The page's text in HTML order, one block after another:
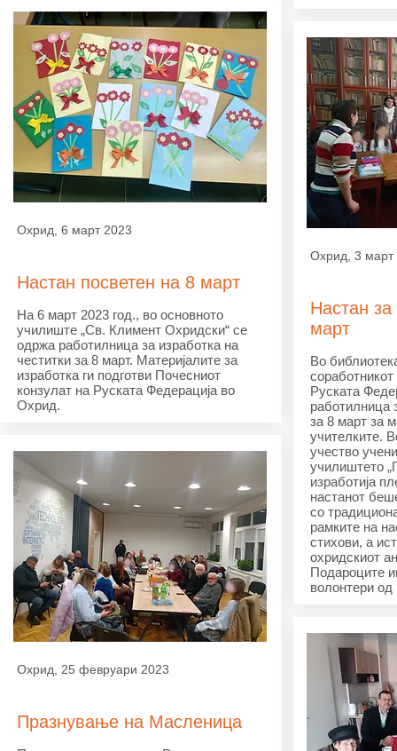
Охрид, 6 март 2023
Настан посветен на 8 март
На 6 март 2023 год., во основното
училиште „Св. Климент Охридски“ се
одржа работилница за изработка на
честитки за 8 март. Материјалите за
изработка ги подготви Почесниот
конзулат на Руската Федерација во
Охрид.
Охрид, 25 февруари 2023
Празнување на Масленица
Охрид, 3 март
Настан
март
Во
Руската
работилница
за 8 март за
учителките.
учество
училиштето
изработија
настанот
со
рамките на
стихови, а
охридскиот
Подароците
волонтери од